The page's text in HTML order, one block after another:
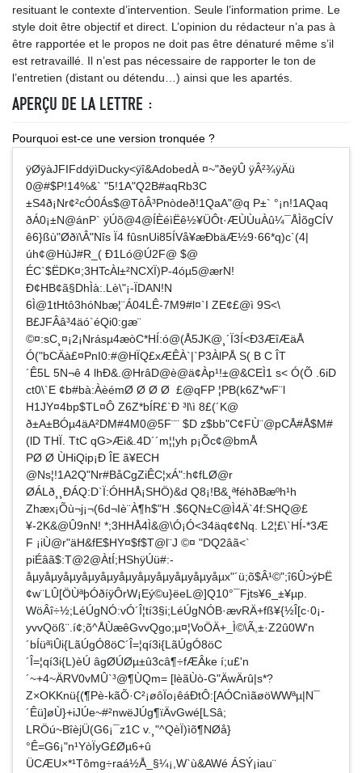
resituant le contexte d’intervention. Seule l’information prime. Le
style doit être objectif et direct. L’opinion du rédacteur n’a pas à
être rapportée et le propos ne doit pas être dénaturé même s’il
est retravaillé. Il n’est pas nécessaire de rapporter le ton de
l’entretien (distant ou détendu…) ainsi que les apartés.
APERÇU DE LA LETTRE :
Pourquoi est-ce une version tronquée ?
ÿØÿàJFIFddÿìDucky<ÿî&AdobedÀ ¤~"ðeÿÛ ÿÂ²¾ÿÄü
0@#$P!14%&` "5!1A"Q2B#aqRb3C
±S4ð¡Nr¢²cÓ0Ás$@TôÂ³Pnòdeð!1QaA"@q P±` °¡n!1AQaq
ðÁ0¡±N@ánP` ÿÚõ@4@ÍÈéìËê½¥ÜÔt·ÆÙÙuÀû¼¯ÅÌõgCÍV
ê6}ßù"Øðï\Â"Nîs Ï4 fûsnUi85ÍVå¥æÐbäÆ½9·66*q)c`(4|
úh¢@HùJ#R_( Ð1Ló@Ú2F@ $@
ÉC`$ËDK¤;3HTcÀl±²NCXÏ)P-4óµ5@ærN!
Ð¢HB¢ã§DhÌà:.Lè\"¡-ÏDAN!N
6Ì@1tHtô3hóNbæ¦¨Á04LÊ-7M9#l¤`I ZE¢£@ì 9S<\
B£JFÂâ³4äó`éQi0:gæ¨
©¤:sC¸¤¡2¡Nrásµ4æòC*HÍ:ó@(Å5JK@¸´Ï3Í<Ð3ÆîÆäÅ
Ó("bCÄà£¤PnI0:#@HÏQ£xÆÊÀ`|`P3ÀlPÅ S( B C ÎT
´Ê5L 5N¬ê 4 lhÐ&.@HrâD@è@ä¢Àp¹!±@&CEÌ1 s< Ó(Õ .6iD
ct0\`E ¢b#bà:ÀèémØ Ø Ø Ø £@qFP ¦PB(k6Z*wF¨l
H1JY¤4bp$TL¤Ô Z6Z*bÍR£`Ð ³l\ì 8£(´K@
ð±A±BÓµ4äA²DM#4M0@5F¨¨ $D z$bb"C¢FÙ¨@pCÅ#Å$M#
(lD THÏ. TtC qG>Æi&.4D´´m¦¦yh p¡Õc¢@bmÅ
PØ Ø ÙHiQip¡Ð ÎE ã¥ECH
@Ns¦!1A2Q"Nr#BåCgZiÊC¦xÁ":h¢fLØ@r
ØÁLð¸¸ÐÁQ:D`Ï:ÓHHÅ¡SHÖ)&d Q8¡!B&¸ªféhðBæºh¹h
Zhæx¡Õù¬j¡¬(6d¬Iè¨À¶h$"H .$6QN±C@Ì4Ä`4f:SHQ@£
¥-2K&@Û9nN! *;3HHÅ4Ì&@\Ó¡Ó<3­4äq¢¢Nq. L2¦£\`HÍ-*3Æ
F ¡iÙ@r"äH&fE$HY¤$f$T@l¨J ©¤ "DQ2âã<`
piÉâã$:T@2@ÀtÍ;HShÿÚü#:-
åµyåµyåµyåµyåµyåµyåµyåµyåµyåµyåµx"´ü;õ$Â¹©";î6Û>ýÞË
¢w¨LÛ[ÖÙªþÓðíÿÔrW¡Eý©u}ëeL@]Q10°¯Fjts¥6_±¥µp.
WöÂî÷½;LéÚgNÓ:vÓ´Î¦tí3§i;LéÚgNÓB·ævRÄ+fß¥{½Î[c·0¡­
yvvQöß¨.í¢;õ^ÅÙæêGvvQgo;µ¤¦VoÖÄ+_Ì©\Ã,±·Z2û0W'n
´bÍüªìÛi{LãÚgÓ8öC´Î=¦qí3i{LãÚgÓ8öC
´Î=¦qí3i{L)èÚ âgØÚØµ±û3câ¶÷fÆÂke í;u£'n
´~+4~ÄRV0vMÛ`³@¶ÙQm= [lèãÙò-G"ÄwÄrû|s*?
Z×OKKnü{(¶Pè-kãÕ·C²¡øôÏo¡êáÐtÔ:[AÓCnìãøöWWªµ|N¯
´Êü]øÙ}+iJÚe~#²nwëJÚg¶ïÄvGwé[LSâ;
LRÖú~BîèjÜ(G6¡¯z1C v.¸"^QèÏ)ìõ¶NØå}
°Ê=G6¡"n¹YòÏyG£Øµ6+û
ÜCÆU×*¹Tômg÷raá½Å_§¼¡,W`ù&AWé ÁSÝ¡iau¨